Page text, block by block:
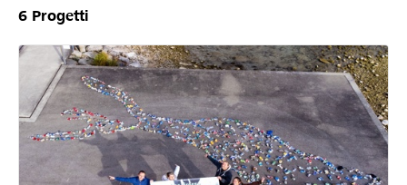
6 Progetti